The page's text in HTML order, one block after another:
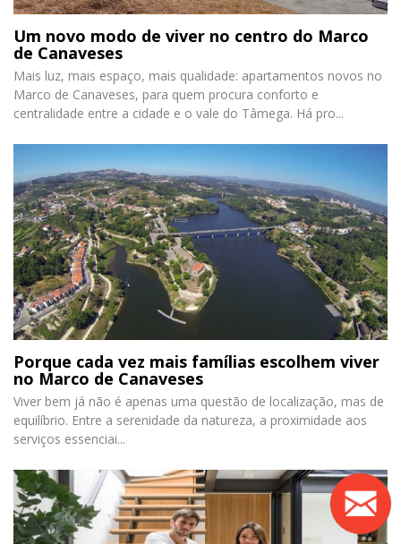
Um novo modo de viver no centro do Marco
de Canaveses
Mais luz, mais espaço, mais qualidade: apartamentos novos no
Marco de Canaveses, para quem procura conforto e
centralidade entre a cidade e o vale do Tâmega. Há pro...
Porque cada vez mais famílias escolhem viver
no Marco de Canaveses
Viver bem já não é apenas uma questão de localização, mas de
equilíbrio. Entre a serenidade da natureza, a proximidade aos
serviços essenciai...